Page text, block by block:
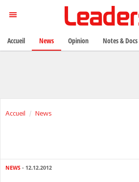
Accueil News
NEWS - 12.12.2012
Accueil News Opinion Notes & Docs